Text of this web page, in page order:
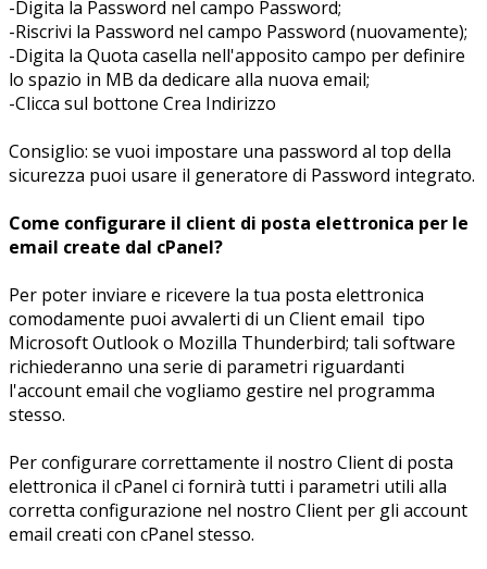
-Digita la Password nel campo Password;
-Riscrivi la Password nel campo Password (nuovamente);
-Digita la Quota casella nell'apposito campo per definire
lo spazio in MB da dedicare alla nuova email;
-Clicca sul bottone Crea Indirizzo
Consiglio: se vuoi impostare una password al top della
sicurezza puoi usare il generatore di Password integrato.
Come configurare il client di posta elettronica per le
email create dal cPanel?
Per poter inviare e ricevere la tua posta elettronica
comodamente puoi avvalerti di un Client email tipo
Microsoft Outlook o Mozilla Thunderbird; tali software
richiederanno una serie di parametri riguardanti
l'account email che vogliamo gestire nel programma
stesso.
Per configurare correttamente il nostro Client di posta
elettronica il cPanel ci fornirà tutti i parametri utili alla
corretta configurazione nel nostro Client per gli account
email creati con cPanel stesso.